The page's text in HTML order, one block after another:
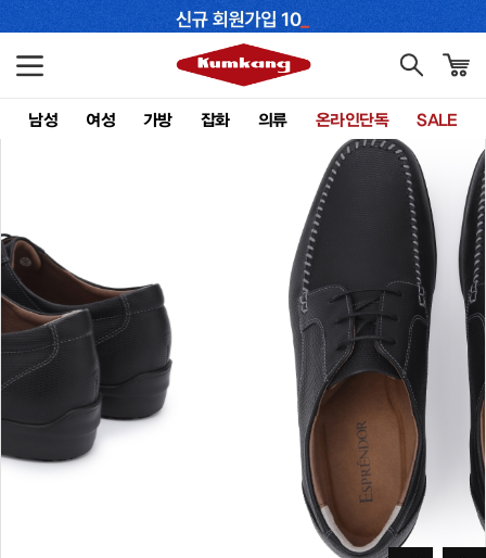
남성 여성 가방 잡화 의류 온라인단독 SALE